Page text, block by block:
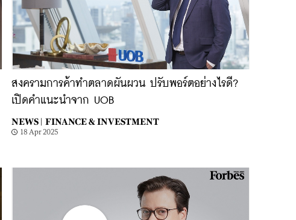
สงครามการค้าทำตลาดผันผวน ปรับพอร์ตอย่างไรดี?
เปิดคำแนะนำจาก UOB
NEWS | FINANCE & INVESTMENT
18 Apr 2025